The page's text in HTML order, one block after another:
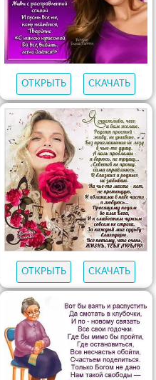
ОТКРЫТЬ СКАЧАТЬ
ОТКРЫТЬ СКАЧАТЬ